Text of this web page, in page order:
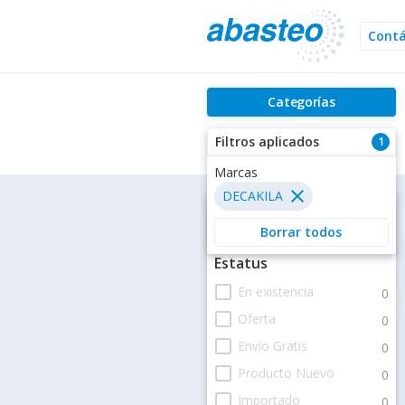
Categorías
1
Filtros aplicados
Marcas
close
DECAKILA
Borrar todos
Filtros
Estatus
check_box_outline_blank En existencia 0
check_box_outline_blank Oferta 0
check_box_outline_blank Envío Gratis 0
check_box_outline_blank Producto Nuevo 0
check_box_outline_blank Importado